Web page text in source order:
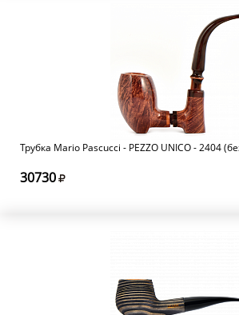
Трубка Mario Pascucci - PEZZO UNICO - 2404
30730